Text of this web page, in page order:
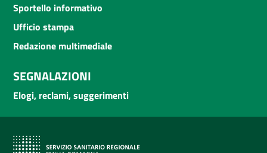
Sportello informativo
Ufficio stampa
Redazione multimediale
SEGNALAZIONI
Elogi, reclami, suggerimenti